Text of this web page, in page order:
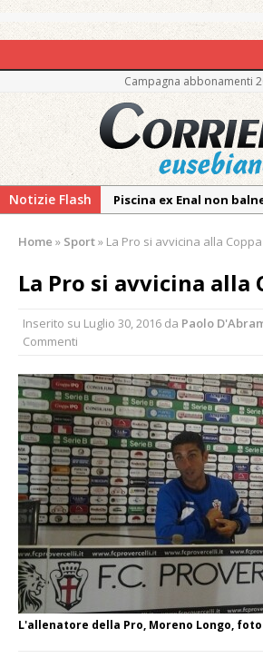
Campagna abbonamenti
Notizie Flash
Piscina ex Enal non
provvisoria»
La Pro verso l’avvio
La Regione stanzia
carnevale di Santhià. La
Dieci anni fa l’ingresso a
dell’arcivescovo mons.
«Quel Presepe modello
Tutto pronto per la 73ª
Ringraziamento:
mercatino agricolo
Estate di sagre anche
collezione della
Pro vs Saluzzo,
Home » Sport» La Pro si avvicina alla
La Pro si avvicina alla
Inserito su Luglio 30, 2016 da Paolo
Commenti
L'allenatore della Pro, Moreno Longo,